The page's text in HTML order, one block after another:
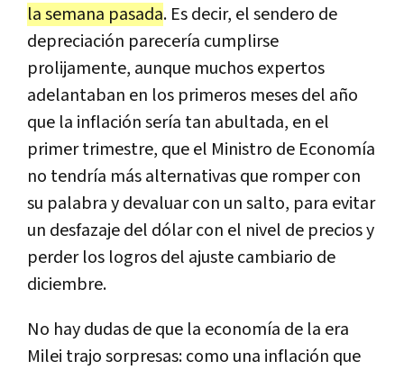
la semana pasada. Es decir, el sendero de
depreciación parecería cumplirse
prolijamente, aunque muchos expertos
adelantaban en los primeros meses del año
que la inflación sería tan abultada, en el
primer trimestre, que el Ministro de Economía
no tendría más alternativas que romper con
su palabra y devaluar con un salto, para evitar
un desfazaje del dólar con el nivel de precios y
perder los logros del ajuste cambiario de
diciembre.
No hay dudas de que la economía de la era
Milei trajo sorpresas: como una inflación que